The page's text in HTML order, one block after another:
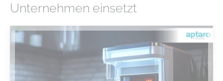
Unternehmen einsetzt